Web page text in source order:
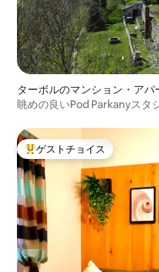
ターボルのマンション・アパ
眺めの良いPod Parkanyスタ
大好評のゲストチョイスです。
ゲストチョイス